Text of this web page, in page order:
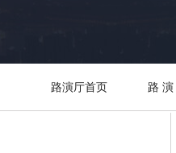
路演厅首页 路 演